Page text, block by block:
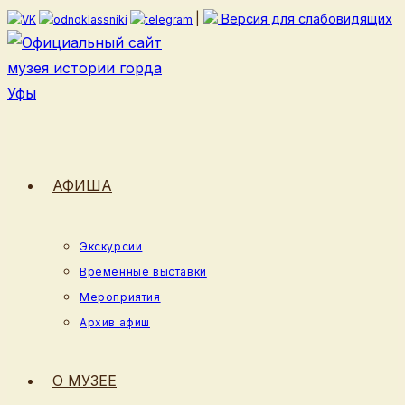
Перейти
к
содержимому
Версия для слабовидящих
АФИША
Экскурсии
Временные выставки
Мероприятия
Архив афиш
О МУЗЕЕ